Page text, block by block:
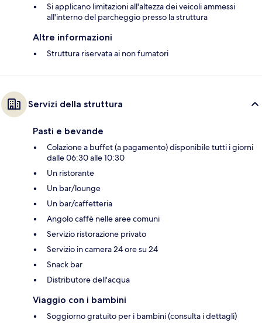
Si applicano limitazioni all'altezza dei veicoli ammessi
all'interno del parcheggio presso la struttura
Altre informazioni
Struttura riservata ai non fumatori
Servizi della struttura
Pasti e bevande
Colazione a buffet (a pagamento) disponibile tutti i giorni
dalle 06:30 alle 10:30
Un ristorante
Un bar/lounge
Un bar/caffetteria
Angolo caffè nelle aree comuni
Servizio ristorazione privato
Servizio in camera 24 ore su 24
Snack bar
Distributore dell'acqua
Viaggio con i bambini
Soggiorno gratuito per i bambini (consulta i dettagli)